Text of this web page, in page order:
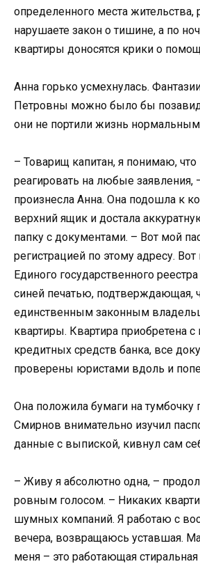
определенного места жительства,
нарушаете закон о тишине, а по
квартиры доносятся крики о
Анна горько усмехнулась.
Петровны можно было бы
они не портили жизнь
– Товарищ капитан, я понимаю,
реагировать на любые заявления,
произнесла Анна. Она подошла к
верхний ящик и достала
папку с документами. – Вот мой
регистрацией по этому адресу.
Единого государственного
синей печатью, подтверждающая,
единственным законным
квартиры. Квартира приобретена
кредитных средств банка, все
проверены юристами вдоль и
Она положила бумаги на тумбочку
Смирнов внимательно изучил
данные с выпиской, кивнул сам
– Живу я абсолютно одна, –
ровным голосом. – Никаких
шумных компаний. Я работаю с
вечера, возвращаюсь уставшая.
меня – это работающая